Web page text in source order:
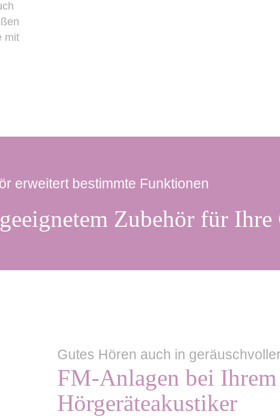
mit
erweitert bestimmte Funktionen
Zubehör für Ihre
Gutes Hören auch in
FM-Anlagen bei Ihrem
Hörgeräteakustiker